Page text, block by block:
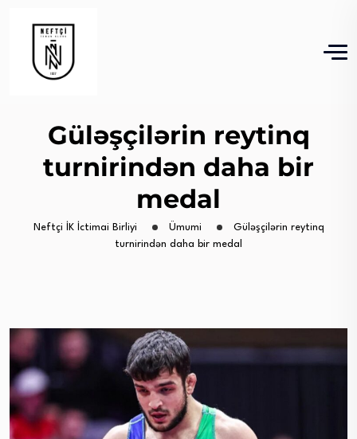
Güləşçilərin reytinq
turnirindən daha bir
medal
Neftçi İK İctimai Birliyi Ümumi
Güləşçilərin reytinq
turnirindən daha bir medal